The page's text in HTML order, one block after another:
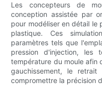
Les concepteurs de
conception assistée par
pour modéliser en détail le
plastique. Ces
paramètres tels que
pression d'injection, les
température du moule afin
gauchissement, le
compromettre la précision